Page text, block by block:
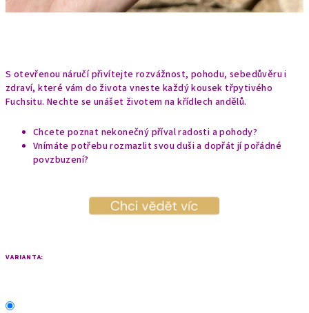
S otevřenou náručí přivítejte rozvážnost, pohodu, sebedůvěru i
zdraví, které vám do života vneste každý kousek třpytivého
Fuchsitu. Nechte se unášet životem na křídlech andělů.
Chcete poznat nekonečný příval radosti a pohody?
Vnímáte potřebu rozmazlit svou duši a dopřát jí pořádné
povzbuzení?
VARIANTA: